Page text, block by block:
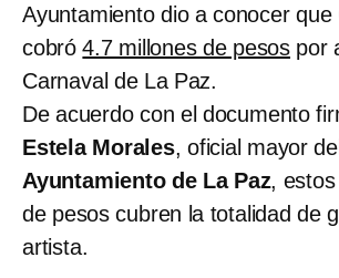
Ayuntamiento dio a conocer que
cobró4.7 millones de pesos por
Carnaval de La Paz.
De acuerdo con el documento
Estela Morales, oficial mayor del
Ayuntamiento de La Paz,
de pesos cubren la totalidad de
artista.